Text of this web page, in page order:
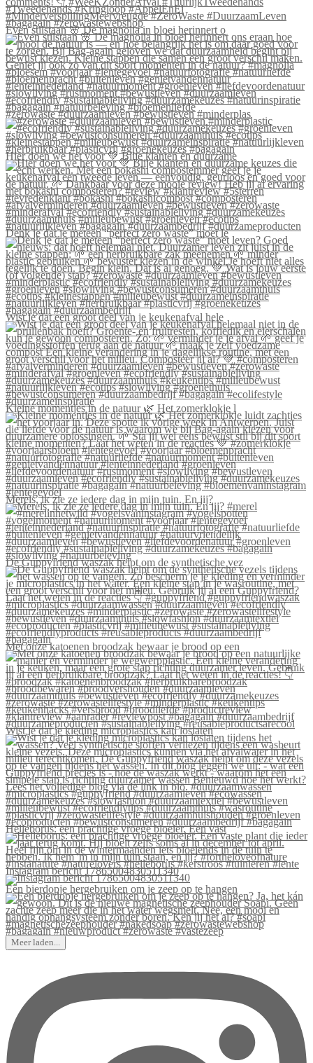
Even stilstaan 🌸 De magnolia in bloei herinnert o
#zerowaste #duurzaamleven #bewustleven #minderplas
Hier doen we het voor 💚 Blije klanten én duurzame
Denk je dat je meteen “perfect zero waste” moet le
Wist je dat een groot deel van je keukenafval hele
Kleine momentjes in de natuur 🌿 Het zomerklokje l
Merels, ik zie ze iedere dag in mijn tuin. En jij?
De Guppyfriend waszak helpt om de synthetische vez
Met onze katoenen broodzak bewaar je brood op een
Wist je dat je kleding microplastics kan loslaten
Helleborus: een prachtige vroege bloeier. Een vast
Instagram bericht 17865004830511340
Een bierdopje hergebruiken om je zeep op te hangen
Meer laden...